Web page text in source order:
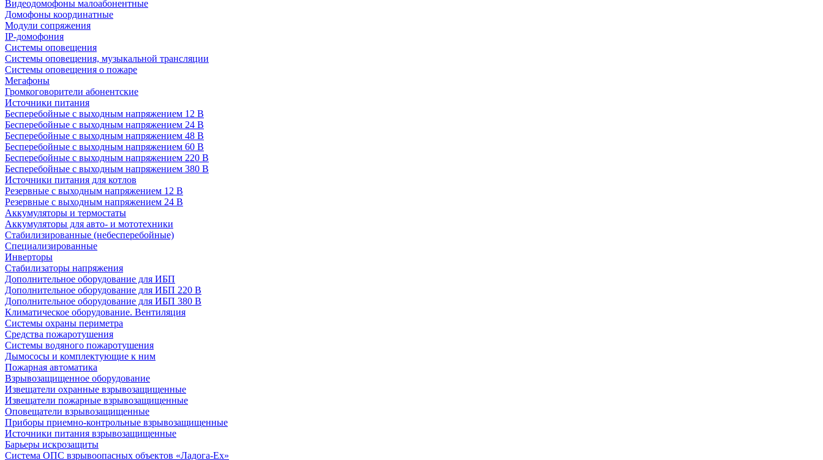
Видеодомофоны малоабонентные
Домофоны координатные
Модули сопряжения
IP-домофония
Системы оповещения
Системы оповещения, музыкальной трансляции
Системы оповещения о пожаре
Мегафоны
Громкоговорители абонентские
Источники питания
Бесперебойные с выходным напряжением 12 В
Бесперебойные с выходным напряжением 24 В
Бесперебойные с выходным напряжением 48 В
Бесперебойные с выходным напряжением 60 В
Бесперебойные с выходным напряжением 220 В
Бесперебойные с выходным напряжением 380 В
Источники питания для котлов
Резервные с выходным напряжением 12 В
Резервные с выходным напряжением 24 В
Аккумуляторы и термостаты
Аккумуляторы для авто- и мототехники
Стабилизированные (небесперебойные)
Специализированные
Инверторы
Стабилизаторы напряжения
Дополнительное оборудование для ИБП
Дополнительное оборудование для ИБП 220 В
Дополнительное оборудование для ИБП 380 В
Климатическое оборудование. Вентиляция
Системы охраны периметра
Средства пожаротушения
Системы водяного пожаротушения
Дымососы и комплектующие к ним
Пожарная автоматика
Взрывозащищенное оборудование
Извещатели охранные взрывозащищенные
Извещатели пожарные взрывозащищенные
Оповещатели взрывозащищенные
Приборы приемно-контрольные взрывозащищенные
Источники питания взрывозащищенные
Барьеры искрозащиты
Система ОПС взрывоопасных объектов «Ладога-Ex»